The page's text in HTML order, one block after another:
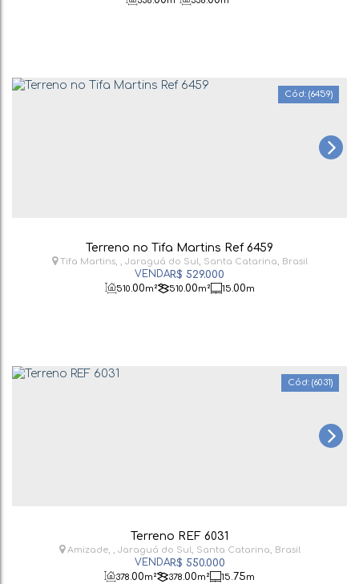
(6459)
Terreno no Tifa Martins Ref 6459
R$ 529.000
Tifa Martins , Jaraguá do Sul, Santa Catarina, Brasil
510 .00m² 510 .00m² 15 .00m
(6031)
Terreno REF 6031
R$ 550.000
Amizade , Jaraguá do Sul, Santa Catarina, Brasil
378 .00m² 378 .00m² 15 .75m